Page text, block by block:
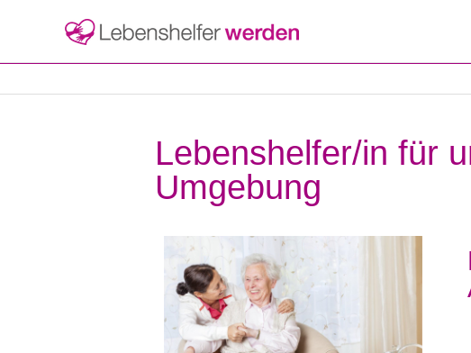
Lebenshelfer/in für
Umgebung